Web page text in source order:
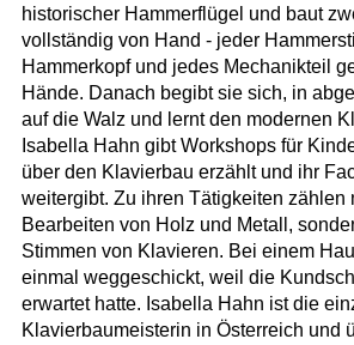
historischer Hammerflügel und baut
vollständig von Hand - jeder
Hammerkopf und jedes Mechanikteil
Hände. Danach begibt sie sich, in
auf die Walz und lernt den modernen
Isabella Hahn gibt Workshops für
über den Klavierbau erzählt und ihr
weitergibt. Zu ihren Tätigkeiten zählen
Bearbeiten von Holz und Metall,
Stimmen von Klavieren. Bei einem
einmal weggeschickt, weil die
erwartet hatte. Isabella Hahn ist die
Klavierbaumeisterin in Österreich und